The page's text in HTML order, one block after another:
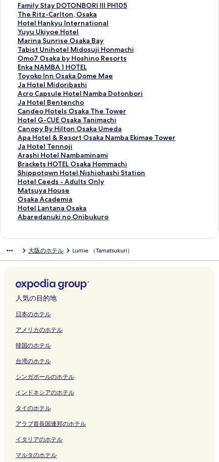
Family Stay DOTONBORI III PH105
F
a
m
i
l
y
S
t
a
y
D
O
T
O
N
B
O
R
I
I
I
I
P
H
1
ペ
ー
開
く
リ
ン
The Ritz-Carlton, Osaka
T
h
e
R
i
t
z
-
C
a
r
l
t
o
n
,
O
s
a
k
a
の
ペ
ー
く
リ
Hotel Hankyu International
H
o
t
e
l
H
a
n
k
y
u
I
n
t
e
r
n
a
t
i
o
n
a
ー
ジ
く
リ
ン
ク
Yuyu Ukiyoe Hotel
Y
u
y
u
U
k
i
y
o
e
H
o
t
e
l
の
ペ
ー
ジ
を
開
く
Marina Sunrise Osaka Bay
M
a
r
i
n
a
S
u
n
r
i
s
e
O
s
a
k
a
B
a
y
ジ
を
リ
ン
ク
Tabist Unihotel Midosuji Honmachi
T
a
b
i
s
t
U
n
i
h
o
t
e
l
M
i
d
o
s
u
n
c
h
の
ー
を
開
く
リ
ク
Omo7 Osaka by Hoshino Resorts
O
m
o
7
O
s
a
k
a
b
y
H
o
s
h
i
n
o
R
t
ペ
ー
ジ
を
く
ン
ク
Enka NAMBA 1 HOTEL
E
n
k
a
N
A
M
B
A
1
H
O
T
E
L
の
ペ
ー
く
リ
Toyoko Inn Osaka Dome Mae
T
o
y
o
k
o
I
n
n
O
s
a
k
a
D
o
m
の
ジ
を
開
く
ン
Ja Hotel Midoribashi
J
a
H
o
t
e
l
M
i
d
o
r
i
b
a
s
ペ
ー
開
く
リ
ン
Acro Capsule Hotel Namba Dotonbori
A
c
r
o
C
a
p
s
u
l
e
H
o
t
e
m
b
o
t
n
o
i
の
ペ
ー
を
く
ン
ク
Ja Hotel Bentencho
J
a
H
o
t
e
l
B
e
n
t
e
n
c
ペ
ー
開
く
リ
ン
Candeo Hotels Osaka The Tower
C
a
n
d
e
o
H
o
t
e
l
s
O
T
T
o
w
e
の
ー
ジ
を
開
リ
ク
Hotel G-CUE Osaka Tanimachi
H
o
t
e
l
G
-
C
U
E
O
s
a
m
a
h
の
ー
ジ
を
開
リ
ク
Canopy By Hilton Osaka Umeda
C
a
n
o
p
y
B
y
H
i
l
O
s
a
U
m
e
a
ペ
ー
ジ
を
く
ン
Apa Hotel & Resort Osaka Namba Ekimae Tower
A
p
a
H
o
t
e
l
&
R
t
a
k
N
m
a
E
k
i
a
T
w
e
r
の
Ja Hotel Tennoji
J
a
H
o
t
e
l
T
e
i
ー
ジ
を
開
リ
ク
Arashi Hotel Nambaminami
A
r
a
s
h
i
H
o
a
a
m
n
m
の
ペ
ー
ジ
開
リ
ク
Brackets HOTEL Osaka Hommachi
B
r
a
c
k
e
t
E
s
a
a
o
m
a
c
h
の
ー
を
開
く
リ
Shippotown Hotel Nishiohashi Station
S
h
i
p
p
o
H
e
l
N
i
h
o
h
a
s
i
t
t
i
o
n
Hotel Ceeds - Adults Only
H
o
t
e
l
s
d
u
t
O
l
y
の
ペ
ジ
開
リ
ン
ク
Matsuya House
M
a
t
s
o
e
の
ペ
ー
を
く
リ
ン
ク
Osaka Academia
O
s
a
a
m
i
の
ー
を
開
く
リ
ク
Hotel Lantana Osaka
H
o
a
a
n
O
a
a
の
ペ
ー
を
く
ン
ク
Abaredanuki no Onibukuro
A
d
u
k
n
O
i
b
u
k
r
の
ー
ジ
を
開
大阪のホテル Lumie （Tamatsukuri）
人気の目的地
日本のホテル
アメリカのホテル
韓国のホテル
台湾のホテル
シンガポールのホテル
インドネシアのホテル
タイのホテル
アラブ首長国連邦のホテル
イタリアのホテル
マルタのホテル